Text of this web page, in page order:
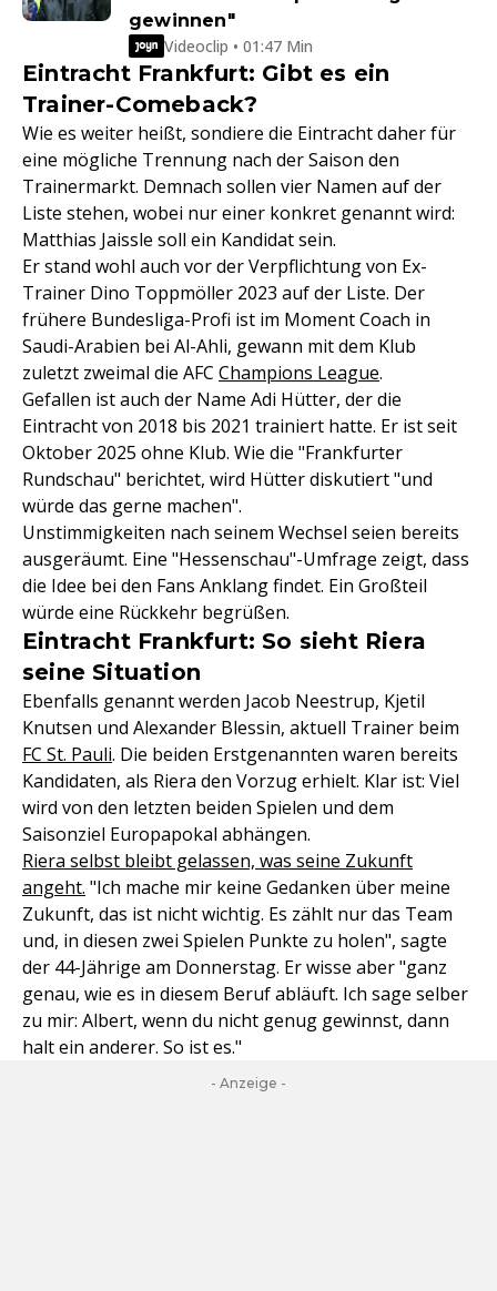
gewinnen"
Videoclip • 01:47 Min
Eintracht Frankfurt: Gibt es ein
Trainer-Comeback?
Wie es weiter heißt, sondiere die Eintracht daher für
eine mögliche Trennung nach der Saison den
Trainermarkt. Demnach sollen vier Namen auf der
Liste stehen, wobei nur einer konkret genannt wird:
Matthias Jaissle soll ein Kandidat sein.
Er stand wohl auch vor der Verpflichtung von Ex-
Trainer Dino Toppmöller 2023 auf der Liste. Der
frühere Bundesliga-Profi ist im Moment Coach in
Saudi-Arabien bei Al-Ahli, gewann mit dem Klub
zuletzt zweimal die AFC Champions League.
Gefallen ist auch der Name Adi Hütter, der die
Eintracht von 2018 bis 2021 trainiert hatte. Er ist seit
Oktober 2025 ohne Klub. Wie die "Frankfurter
Rundschau" berichtet, wird Hütter diskutiert "und
würde das gerne machen".
Unstimmigkeiten nach seinem Wechsel seien bereits
ausgeräumt. Eine "Hessenschau"-Umfrage zeigt, dass
die Idee bei den Fans Anklang findet. Ein Großteil
würde eine Rückkehr begrüßen.
Eintracht Frankfurt: So sieht Riera
seine Situation
Ebenfalls genannt werden Jacob Neestrup, Kjetil
Knutsen und Alexander Blessin, aktuell Trainer beim
FC St. Pauli. Die beiden Erstgenannten waren bereits
Kandidaten, als Riera den Vorzug erhielt. Klar ist: Viel
wird von den letzten beiden Spielen und dem
Saisonziel Europapokal abhängen.
Riera selbst bleibt gelassen, was seine Zukunft
angeht. "Ich mache mir keine Gedanken über meine
Zukunft, das ist nicht wichtig. Es zählt nur das Team
und, in diesen zwei Spielen Punkte zu holen", sagte
der 44-Jährige am Donnerstag. Er wisse aber "ganz
genau, wie es in diesem Beruf abläuft. Ich sage selber
zu mir: Albert, wenn du nicht genug gewinnst, dann
halt ein anderer. So ist es."
- Anzeige -